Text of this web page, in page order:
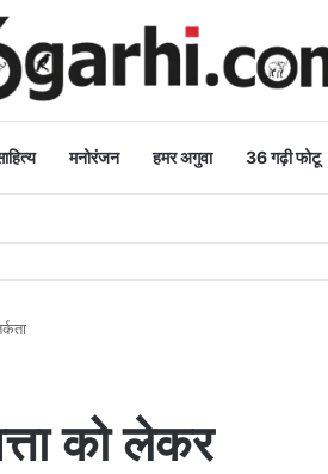
मनोरंजन हमर अगुवा 36 गढ़ी फोटू
को लेकर